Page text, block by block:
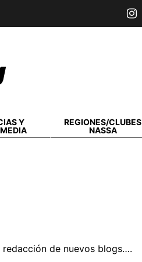
Y
REGIONES/CLUBES
NASSA
de nuevos blogs….